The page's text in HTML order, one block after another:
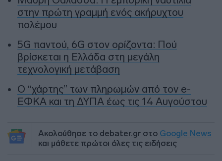
στην πρώτη γραμμή ενός ακήρυχτου
πολέμου
5G παντού, 6G στον ορίζοντα: Πού
βρίσκεται η Ελλάδα στη μεγάλη
τεχνολογική μετάβαση
Ο “χάρτης” των πληρωμών από τον e-
ΕΦΚΑ και τη ΔΥΠΑ έως τις 14 Αυγούστου
Ακολούθησε το debater.gr στο Google News
και μάθετε πρώτοι όλες τις ειδήσεις